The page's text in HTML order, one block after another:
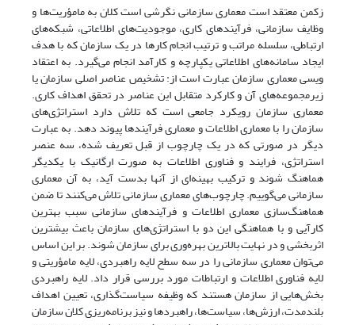
زکمن معتقد است معماری سازمانی نگرشی است کلان به مامؤریت‌ها و
وظایف سازمانی، فرآیندهای کاری، موجودیت‌های اطلاعاتی، شبکه‌های
ارتباطی، سلسله مراتب و ترتیب انجام کارها در یک سازمان که با هدف
ایجاد سامانه‌های اطلاعاتی یکپارچه و کارآمد انجام می‌گیرد. به اعتقاد
ویسی معماری سازمان عبارت است از: تشخیص عناصر اصلی سازمان یا
زیرمجموعه‌های آن و کارکرد متقابل این عناصر در تحقق اهداف کاری.
معماری سازمان رویکرد جامعی است که تلاش دارد استراتژی‌های
سازمان را با معماری اطلاعات و معماری فرآیندها پیوند دهد. به عبارت
دیگر در صورتی که در یک چارچوب از قبل تعریف شده، سه عنصر
استراتژی، فرایند و فناوری اطلاعات به صورت ارگانیک با یکدیگر
هماهنگ شوند و ترکیب بهینه‌ای از آنها بدست آید، به آن معماری
سازمانی می‌گوییم. چارچوب‌های معماری سازمانی تلاش می‌کنند تا ضمن
هماهنگ‌سازی معماری اطلاعات و فرآیندهای سازمانی سبب بهترین
کارآیی و با هماهنگی این دو با استراتژی‌های سازمان باعث بیشترین
اثربخشی و در نهایت بالاترین بهره‌وری برای سازمان شوند. بر این ‌اساس
می‌توان معماری سازمانی را در سه سطح لایه راهبردی، لایه مامؤریتی و
لایه فناوری اطلاعات و ارتباطات مورد بررسی قرار داد. لایه راهبردی
بخش‌هایی از سازمان هستند که وظیفه سیاست‌گذاری، تعیین اهداف
بلندمدت، ارزش‌ها، سیاست‌ها، راهبردها و نیز برنامه‌ریزی کلان سازمان